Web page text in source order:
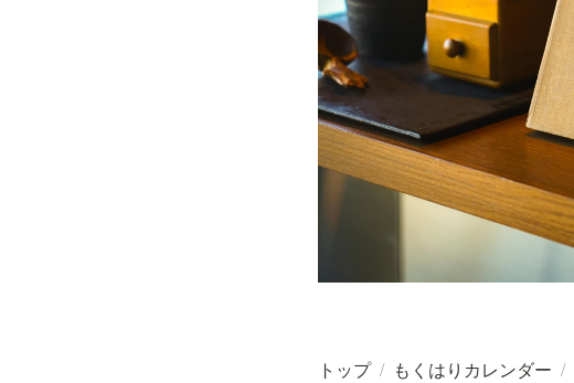
トップ / もくはりカレンダー /